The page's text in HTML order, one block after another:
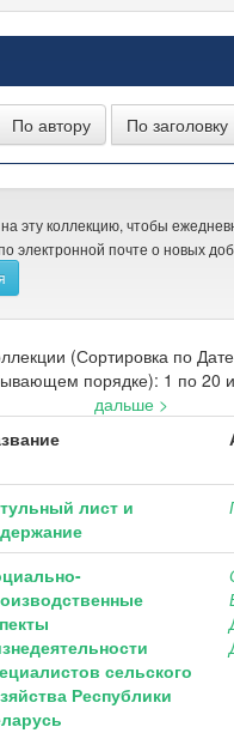
эту коллекцию, чтобы
электронной почте о новых
(Сортировка по
порядке): 1 по 20
дальше >
лист и
сельского
Республики